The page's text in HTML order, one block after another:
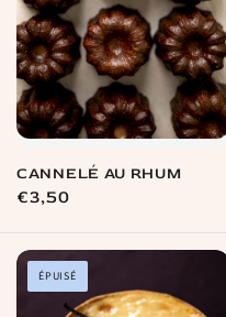
CANNELÉ AU RHUM
Prix
€3,50
ÉPUISÉ